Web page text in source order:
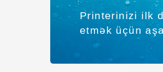
Printerinizi ilk
etmək üçün